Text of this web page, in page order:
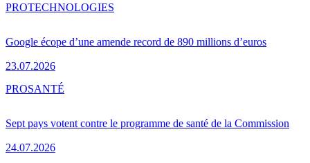
Google écope d’une amende record de 890 millions d’euros
23.07.2026
PROTECHNOLOGIES
Sept pays votent contre le programme de santé de la Commission
24.07.2026
PROSANTÉ